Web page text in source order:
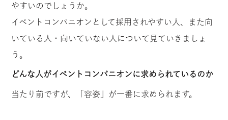
やすいのでしょうか。
イベントコンパニオンとして採用されやすい人、また向
いている人・向いていない人について見ていきましょ
う。
どんな人がイベントコンパニオンに求められているのか
当たり前ですが、「容姿」が一番に求められます。